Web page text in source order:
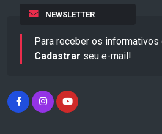
NEWSLETTER
Para receber os
Cadastrar seu e-mail!